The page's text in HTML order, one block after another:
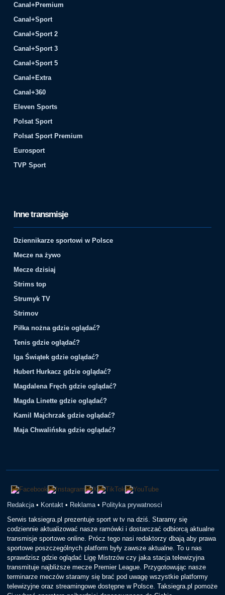
Canal+Premium
Canal+Sport
Canal+Sport 2
Canal+Sport 3
Canal+Sport 5
Canal+Extra
Canal+360
Eleven Sports
Polsat Sport
Polsat Sport Premium
Eurosport
TVP Sport
Inne transmisje
Dziennikarze sportowi w Polsce
Mecze na żywo
Mecze dzisiaj
Strims top
Strumyk TV
Strimov
Piłka nożna gdzie oglądać?
Tenis gdzie oglądać?
Iga Świątek gdzie oglądać?
Hubert Hurkacz gdzie oglądać?
Magdalena Fręch gdzie oglądać?
Magda Linette gdzie oglądać?
Kamil Majchrzak gdzie oglądać?
Maja Chwalińska gdzie oglądać?
Redakcja • Kontakt • Reklama • Polityka prywatnosci
Serwis taksiegra.pl prezentuje sport w tv na dziś. Staramy się
codziennie aktualizować nasze ramówki i dostarczać odbiorcą aktualne
transmisje sportowe online. Prócz tego nasi redaktorzy dbają aby prawa
sportowe poszczególnych platform były zawsze aktualne. To u nas
sprawdzisz gdzie oglądać Ligę Mistrzów czy jaka stacja telewizyjna
transmituje najbliższe mecze Premier League. Przygotowując nasze
terminarze meczów staramy się brać pod uwagę wszystkie platformy
telewizyjne oraz streamingowe dostępne w Polsce. Taksiegra.pl pomoże